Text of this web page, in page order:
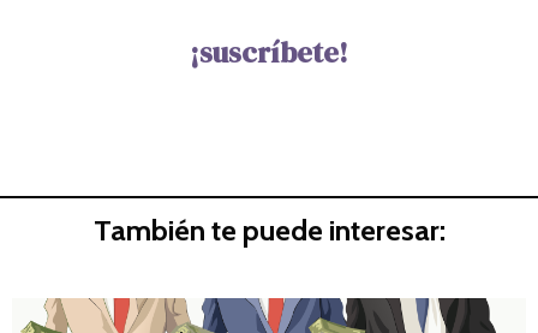
¡suscríbete!
También te puede interesar: